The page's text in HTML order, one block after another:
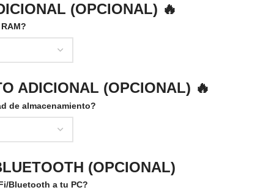
(OPCIONAL) 🔥
ADICIONAL (OPCIONAL) 🔥
de almacenamiento?
(OPCIONAL)
Bluetooth a tu PC?